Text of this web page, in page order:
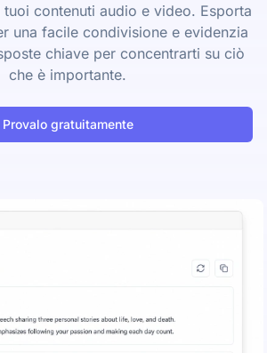
contenuti audio e video. Esporta
una facile condivisione e evidenzia
chiave per concentrarti su ciò
che è importante.
Provalo gratuitamente